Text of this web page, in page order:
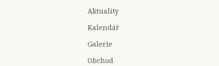
Aktuality
Kalendář
Galerie
Obchod